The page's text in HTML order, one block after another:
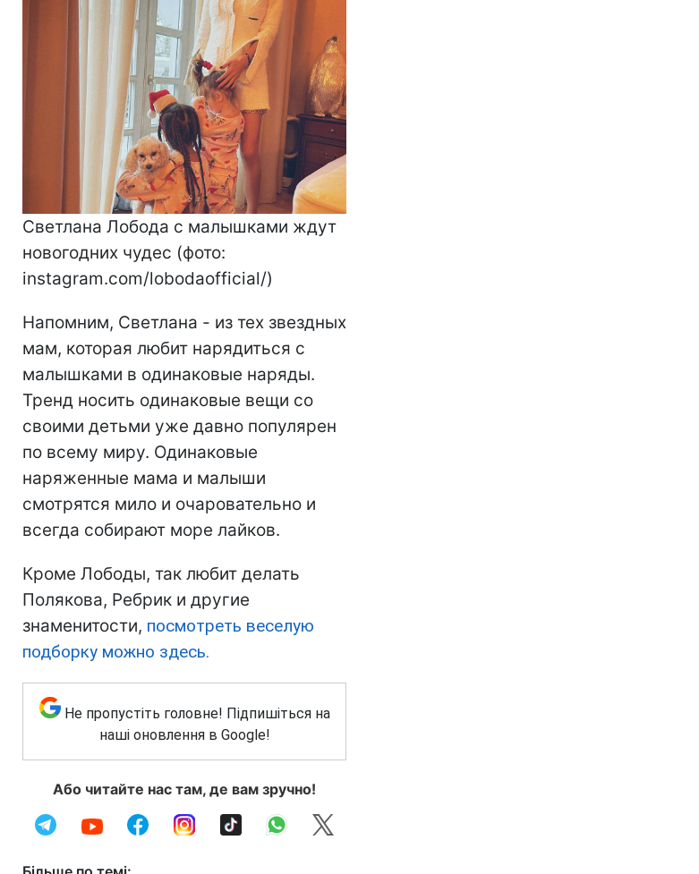
Светлана Лобода с малышками ждут
новогодних чудес (фото:
instagram.com/lobodaofficial/)
Напомним, Светлана - из тех звездных
мам, которая любит нарядиться с
малышками в одинаковые наряды.
Тренд носить одинаковые вещи со
своими детьми уже давно популярен
по всему миру. Одинаковые
наряженные мама и малыши
смотрятся мило и очаровательно и
всегда собирают море лайков.
Кроме Лободы, так любит делать
Полякова, Ребрик и другие
знаменитости, посмотреть веселую
подборку можно здесь.
Не пропустіть головне! Підпишіться на
наші оновлення в Google!
Або читайте нас там, де вам зручно!